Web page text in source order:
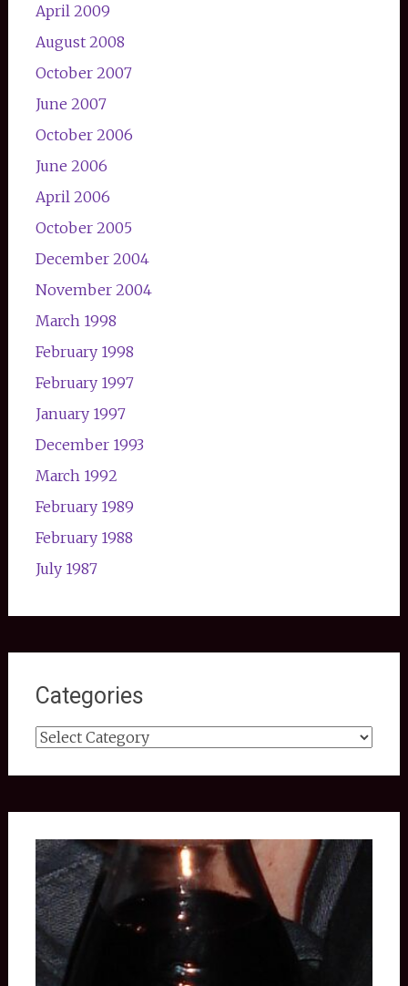
April 2009
August 2008
October 2007
June 2007
October 2006
June 2006
April 2006
October 2005
December 2004
November 2004
March 1998
February 1998
February 1997
January 1997
December 1993
March 1992
February 1989
February 1988
July 1987
Categories
Categories